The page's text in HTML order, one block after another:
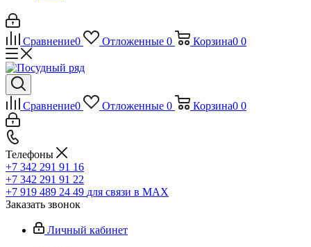
Сравнение0 Отложенные 0 Корзина0 0
Сравнение0 Отложенные 0 Корзина0 0
Телефоны
+7 342 291 91 16
+7 342 291 91 22
+7 919 489 24 49 для связи в МАХ
Заказать звонок
Личный кабинет